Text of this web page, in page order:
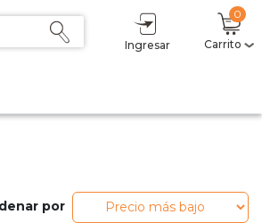
Ingresar
0
Carrito
por